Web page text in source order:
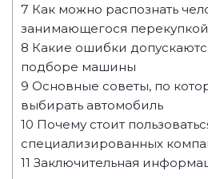
7 Как можно распознать
занимающегося перекупкой
8 Какие ошибки
подборе машины
9 Основные советы, по
выбирать автомобиль
10 Почему стоит
специализированных
11 Заключительная